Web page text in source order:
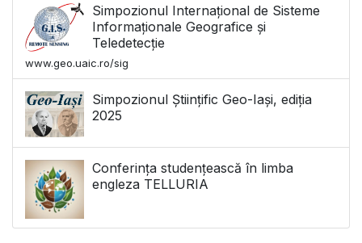
Simpozionul Internațional de Sisteme
Informaționale Geografice și
Teledetecție
www.geo.uaic.ro/sig
Simpozionul Științific Geo-Iași, ediția
2025
Conferința studențească în limba
engleza TELLURIA